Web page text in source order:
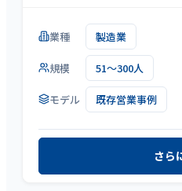
業種 製造業
規模 51～300人
モデル 既存営業事例
さら